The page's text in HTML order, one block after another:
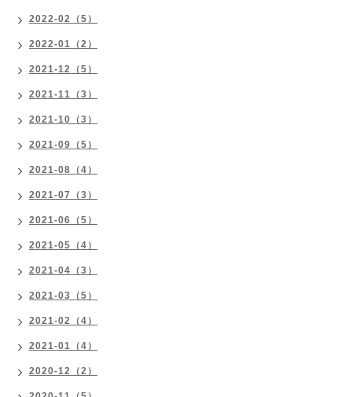
2022-02（5）
2022-01（2）
2021-12（5）
2021-11（3）
2021-10（3）
2021-09（5）
2021-08（4）
2021-07（3）
2021-06（5）
2021-05（4）
2021-04（3）
2021-03（5）
2021-02（4）
2021-01（4）
2020-12（2）